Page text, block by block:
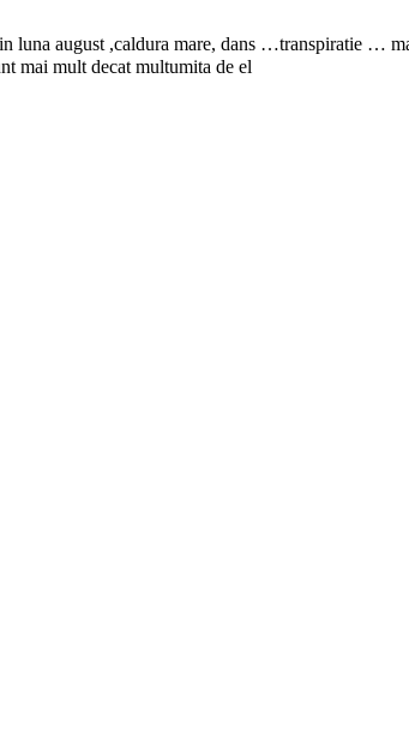
luna august ,caldura mare, dans …transpiratie …
mai mult decat multumita de el